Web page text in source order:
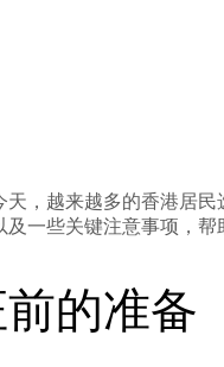
天，越来越多的香港居
一些关键注意事项，帮
的准备